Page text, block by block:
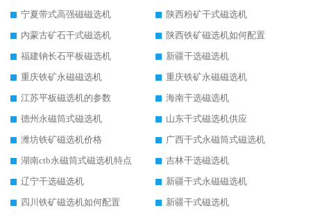
宁夏带式高强磁磁选机
陕西粉矿干式磁选机
内蒙古矿石干式磁选机
陕西铁矿磁选机如何配置
福建钠长石平板磁选机
新疆干选磁选机
重庆铁矿永磁磁选机
重庆铁矿永磁磁选机
江苏平板磁选机的参数
海南干选磁选机
德州永磁筒式磁选机
山东干式磁选机供应
潍坊铁矿磁选机价格
广西干式永磁筒式磁选机
湖南ctb永磁筒式磁选机特点
吉林干选磁选机
辽宁干选磁选机
新疆干式永磁磁选机
四川铁矿磁选机如何配置
新疆干式磁选机